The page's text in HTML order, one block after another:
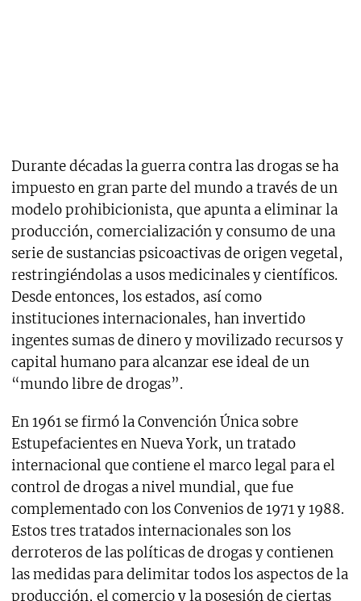
Durante décadas la guerra contra las drogas se ha
impuesto en gran parte del mundo a través de un
modelo prohibicionista, que apunta a eliminar la
producción, comercialización y consumo de una
serie de sustancias psicoactivas de origen vegetal,
restringiéndolas a usos medicinales y científicos.
Desde entonces, los estados, así como
instituciones internacionales, han invertido
ingentes sumas de dinero y movilizado recursos y
capital humano para alcanzar ese ideal de un
“mundo libre de drogas”.
En 1961 se firmó la Convención Única sobre
Estupefacientes en Nueva York, un tratado
internacional que contiene el marco legal para el
control de drogas a nivel mundial, que fue
complementado con los Convenios de 1971 y 1988.
Estos tres tratados internacionales son los
derroteros de las políticas de drogas y contienen
las medidas para delimitar todos los aspectos de la
producción, el comercio y la posesión de ciertas